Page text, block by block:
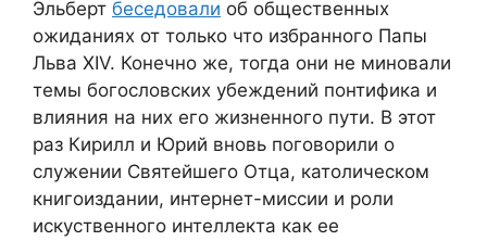
Эльберт беседовали об общественных
ожиданиях от только что избранного Папы
Льва XIV. Конечно же, тогда они не миновали
темы богословских убеждений понтифика и
влияния на них его жизненного пути. В этот
раз Кирилл и Юрий вновь поговорили о
служении Святейшего Отца, католическом
книгоиздании, интернет-миссии и роли
искуственного интеллекта как ее